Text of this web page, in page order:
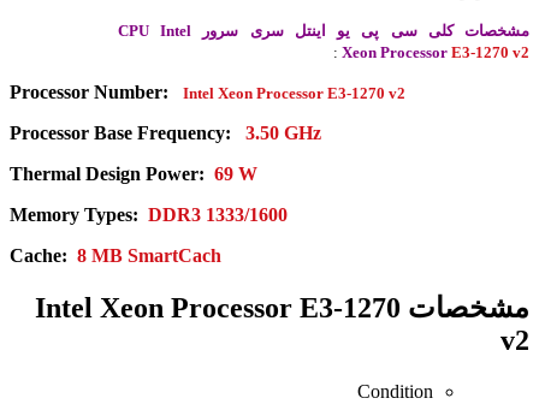
مشخصات کلی سی پی یو اینتل
سری سرور CPU Intel
Xeon Processor E3-1270 v2
:
Processor Number: Intel Xeon Processor E3-1270 v2
Processor Base Frequency:
3.50 GHz
Thermal Design Power: 69 W
Memory Types: DDR3 1333/1600
Cache: 8 MB SmartCach
مشخصات Intel Xeon Processor E3-1270
v2
Condition